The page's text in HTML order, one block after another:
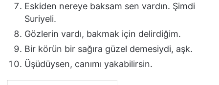
Eskiden nereye baksam sen vardın. Şimdi
Suriyeli.
Gözlerin vardı, bakmak için delirdiğim.
Bir körün bir sağıra güzel demesiydi, aşk.
Üşüdüysen, canımı yakabilirsin.